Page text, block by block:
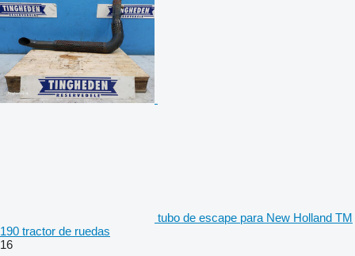
tubo de escape para New Holland TM
190 tractor de ruedas
16